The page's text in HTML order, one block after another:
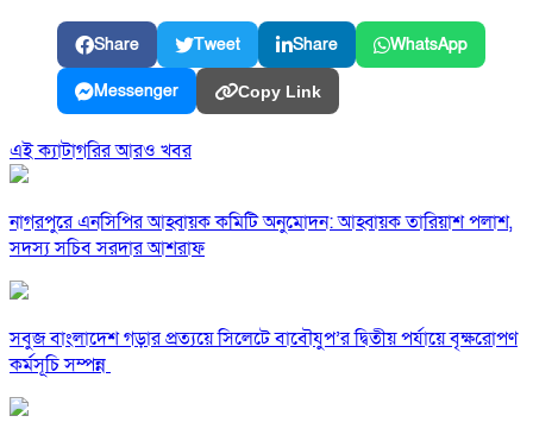
Share Tweet Share WhatsApp
Messenger Copy Link
এই ক্যাটাগরির আরও খবর
নাগরপুরে এনসিপির আহ্বায়ক কমিটি অনুমোদন: আহ্বায়ক তারিয়াশ পলাশ,
সদস্য সচিব সরদার আশরাফ
সবুজ বাংলাদেশ গড়ার প্রত্যয়ে সিলেটে বাবৌযুপ’র দ্বিতীয় পর্যায়ে বৃক্ষরোপণ
কর্মসূচি সম্পন্ন